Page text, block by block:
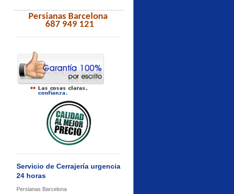
Persianas Barcelona
687 949 121
Servicio de Cerrajería urgencia
24 horas
Persianas Barcelona